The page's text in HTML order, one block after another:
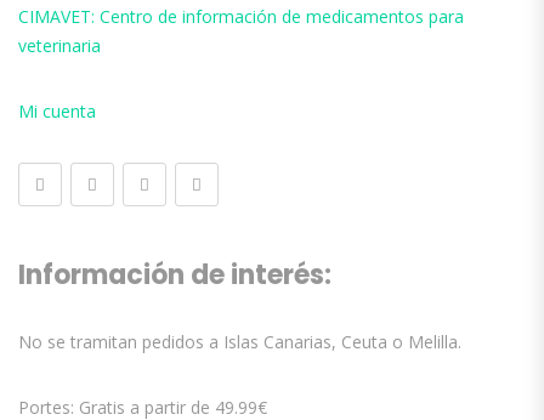
CIMAVET: Centro de información de medicamentos para
veterinaria
Mi cuenta
Información de interés:
No se tramitan pedidos a Islas Canarias, Ceuta o Melilla.
Portes: Gratis a partir de 49.99€